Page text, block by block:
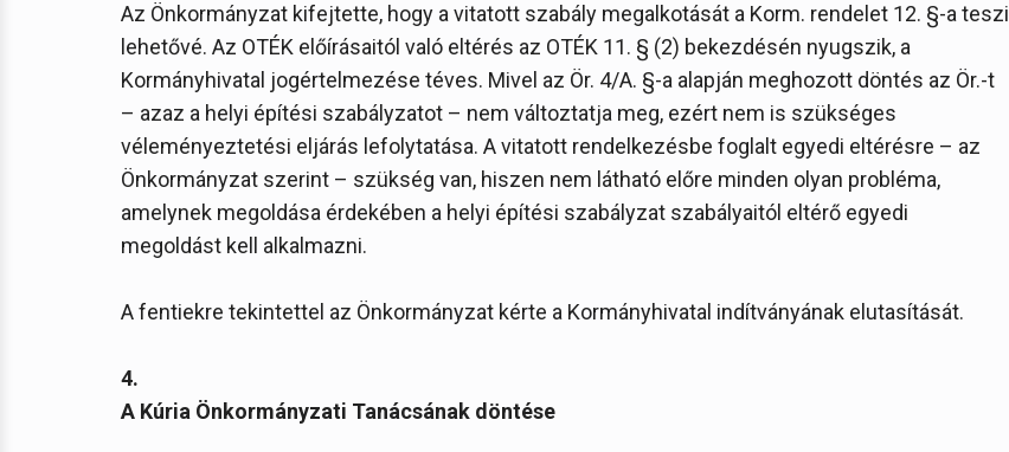
Az Önkormányzat kifejtette, hogy a vitatott szabály megalkotását a Korm. rendelet 12. §-a teszi
lehetővé. Az OTÉK előírásaitól való eltérés az OTÉK 11. § (2) bekezdésén nyugszik, a
Kormányhivatal jogértelmezése téves. Mivel az Ör. 4/A. §-a alapján meghozott döntés az Ör.-t
– azaz a helyi építési szabályzatot – nem változtatja meg, ezért nem is szükséges
véleményeztetési eljárás lefolytatása. A vitatott rendelkezésbe foglalt egyedi eltérésre – az
Önkormányzat szerint – szükség van, hiszen nem látható előre minden olyan probléma,
amelynek megoldása érdekében a helyi építési szabályzat szabályaitól eltérő egyedi
megoldást kell alkalmazni.
A fentiekre tekintettel az Önkormányzat kérte a Kormányhivatal indítványának elutasítását.
4.
A Kúria Önkormányzati Tanácsának döntése